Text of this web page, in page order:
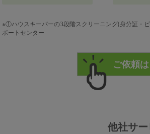
※①ハウスキーパーの3段階スクリーニング(身分証・
ポートセンター
他社サ